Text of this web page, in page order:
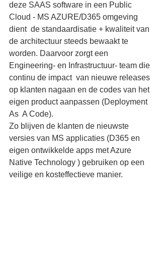
deze SAAS software in een Public
Cloud - MS AZURE/D365 omgeving
dient  de standaardisatie + kwaliteit van
de architectuur steeds bewaakt te
worden. Daarvoor zorgt een
Engineering- en Infrastructuur- team die
continu de impact  van nieuwe releases
op klanten nagaan en de codes van het
eigen product aanpassen (Deployment
As  A Code).
Zo blijven de klanten de nieuwste
versies van MS applicaties (D365 en
eigen ontwikkelde apps met Azure
Native Technology ) gebruiken op een
veilige en kosteffectieve manier.